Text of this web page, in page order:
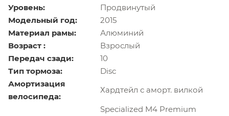
Уровень:
Продвинутый
Модельный год:
2015
Материал рамы:
Алюминий
Возраст :
Взрослый
Передач сзади:
10
Тип тормоза:
Disс
Амортизация
велосипеда:
Хардтейл с аморт. вилкой
Specialized M4 Premium